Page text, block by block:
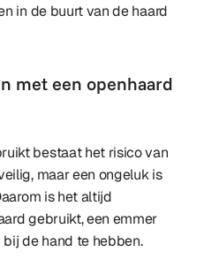
in de buurt van de haard
met een openhaard
bestaat het risico van
maar een ongeluk is
is het altijd
gebruikt, een emmer
de hand te hebben.